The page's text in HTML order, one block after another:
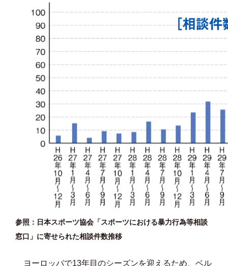
参照：日本スポーツ協会「スポーツにおける暴力行為等相談
窓口」に寄せられた相談件数推移
ヨーロッパで13年目のシーズンを迎えるため、ベル